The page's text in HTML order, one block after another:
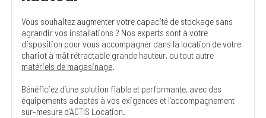
Vous souhaitez augmenter votre capacité de stockage sans
agrandir vos installations ? Nos experts sont à votre
disposition pour vous accompagner dans la location de votre
chariot à mât rétractable grande hauteur, ou tout autre
matériels de magasinage.
Bénéficiez d’une solution fiable et performante, avec des
équipements adaptés à vos exigences et l’accompagnement
sur-mesure d’ACTIS Location.